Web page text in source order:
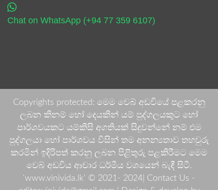
Chat on WhatsApp (+94 77 359 6107)
Copyrights protected: මෙම වෙබ් අඩවියේ පළකරනු
ලබන කිනම් හෝ දෙයකින් යම් පුද්ගලයකුට හෝ
පාර්ශවයකට යම්කිසි අගතියක් සිදුවන්නේ නම් එම
පුද්ගලයා හෝ පාර්ශවය විසින් තම අනන්‍යතාව තහවුරු
කරමින් ඉදිරිපත් කරනු ලබන පිළිතුරු පළකිරීමට මෙම
වෙබ් අඩවිය ආචාර ධර්මීය වශයෙන් බැඳී සිටී.
'www.vinivida.lk' © 2021- 2024| Contact Us -